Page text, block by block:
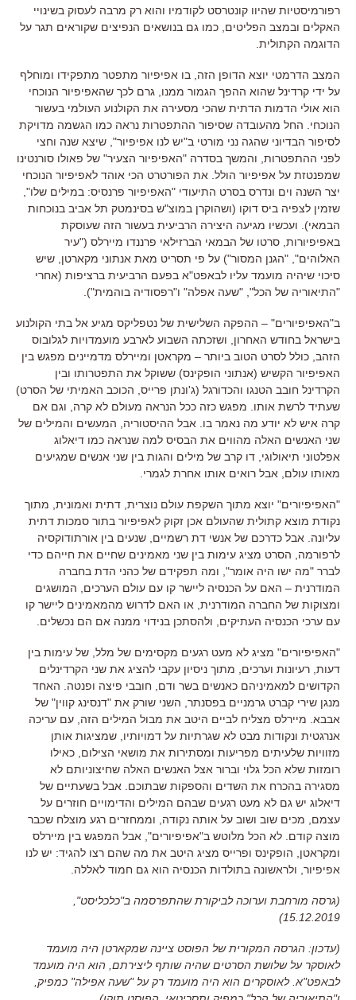
רפורמיסטיות שהיוו קונטרסט לקודמיו והוא רק מרבה לעסוק בשינויי
האקלים ובמצב הפליטים כמו גם בנושאים הנפיצים שקוראים תגר על
הדוגמה הקתולית
המצב הדרמטי יוצא הדופן הזה בו אפיפיור מתפטר מתפקידו ומוחלף
על ידי קרדינל שהוא ההפך הגמור ממנו גרם לכך שהאפיפיור הנוכחי
הוא אולי הדמות הדתית שהכי מסעירה את הקולנוע העולמי בעשור
הנוכחי
החל מהעובדה שסיפור ההתפטרות נראה כמו הגשמה מדויקת
לסיפור הבדיוני שהגה נני מורטי ב"יש לנו אפיפיור", שיצא שנה וחצי
לפני ההתפטרות והמשך בסדרה "האפיפיור הצעיר" של פאולו סורנטינו
שמפנטזת על אפיפיור הולל את הפורטרט הכי אוהד לאפיפיור הנוכחי
יצר השנה וים ונדרס בסרט התיעודי "האפיפיור פרנסיס: במילים שלו",
שזמין לצפיה ביס דוקו (ושהוקרן במוצ"ש בסינמטק תל אביב בנוכחות
הבמאי). ועכשיו מגיעה היצירה הרביעית בעשור הזה שעוסקת
באפיפיורות סרטו של הבמאי הברזילאי פרננדו מיירלס ("עיר
האלוהים", "הגנן המסור") על פי תסריט מאת אנתוני מקארטן שיש
סיכוי שיהיה מועמד עליו לבאפט"א בפעם הרביעית ברציפות (אחרי
"התיאוריה של הכל", "שעה אפלה" ו"רפסודיה בוהמית").
ב"האפיפיורים" – ההפקה השלישית של נטפליקס מגיע אל בתי הקולנוע
בישראל בחודש האחרון
ושזכתה השבוע לארבע מועמדויות לגלובוס
הזהב כולל לסרט הטוב ביותר – מקראטן ומיירלס מדמיינים מפגש בין
האפיפיור הקשיש (אנתוני הופקינס) ששוקל את התפטרותו ובין
הקרדינל חובב הטנגו והכדורגל (ג'ונתן פרייס הכוכב האמיתי של הסרט)
שעתיד לרשת אותו
מפגש כזה ככל הנראה מעולם לא קרה
וגם אם
קרה איש לא יודע מה נאמר בו
אבל ההיסטוריה
המעשים והמילים של
שני האנשים האלה מהווים את הבסיס למה שנראה כמו דיאלוג
אפלטוני תיאולוגי דו קרב של מילים והגות בין שני אנשים שמגיעים
מאותו עולם
אבל רואים אותו אחרת לגמרי
"האפיפיורים" יוצא מתוך השקפת עולם נוצרית דתית ואמונית מתוך
נקודת מוצא קתולית שהעולם אכן זקוק לאפיפיור בתור סמכות דתית
עליונה
אבל כדרכם של אנשי דת רשמיים שנעים בין אורתודוקסיה
לרפורמה
הסרט מציג עימות בין שני מאמינים שחיים את חייהם כדי
לברר "מה ישו היה אומר", ומה תפקידם של כהני הדת בחברה
המודרנית – האם על הכנסיה ליישר קו עם עולם הערכים
המושגים
ומצוקות של החברה המודרנית או האם לדרוש מהמאמינים ליישר קו
עם ערכי הכנסיה העתיקים
ולהסתכן בנידוי ממנה אם הם נכשלים
"האפיפיורים" מציג לא מעט רגעים מקסימים של מלל של עימות בין
דעות רעיונות וערכים
מתוך ניסיון עקבי להציג את שני הקרדינלים
הקדושים למאמיניהם כאנשים בשר ודם
חובבי פיצה ופנטה
האחד
מנגן שירי קברט גרמניים בפסנתר השני שורק את "דנסינג קווין" של
אבבא מיירלס מצליח לביים היטב את מבול המילים הזה עם עריכה
אנרגטית ונקודות מבט לא שגרתיות על דמויותיו שמציגות אותן
מזוויות שלעיתים מפריעות ומסתירות את מושאי הצילום כאילו
רומזות שלא הכל גלוי וברור אצל האנשים האלה שחיצוניותם לא
מסגירה בהכרח את השדים והספקות שבתוכם
אבל בשעתיים של
דיאלוג יש גם לא מעט רגעים שבהם המילים והדימויים חוזרים על
עצמם
מכים שוב ושוב על אותה נקודה
וממחזרים רגע מוצלח שכבר
מוצה קודם לא הכל מלוטש ב"אפיפיורים", אבל המפגש בין מיירלס
ומקראטן
הופקינס ופרייס מציג היטב את מה שהם רצו להגיד: יש לנו
אפיפיור ולראשונה בתולדות הכנסיה הוא גם חמוד לאללה
(גרסה מורחבת וערוכה לביקורת שהתפרסמה ב"כלכליסט",
15.12.2019)
(עדכון: הגרסה המקורית של הפוסט ציינה שמקארטן היה מועמד
לאוסקר על שלושת הסרטים שהיה שותף ליצירתם, הוא היה מועמד
לבאפט"א. לאוסקרים הוא היה מועמד רק על "שעה אפילה" כמפיק,